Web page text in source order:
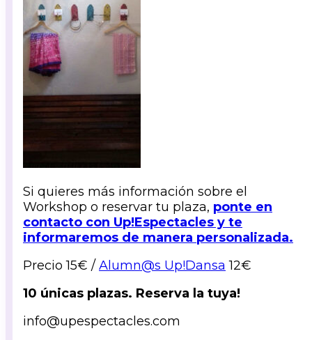
Si quieres más información sobre el
Workshop o reservar tu plaza, ponte en
contacto con Up!Espectacles y te
informaremos de manera personalizada.
Precio 15€ / Alumn@s Up!Dansa 12€
10 únicas plazas. Reserva la tuya!
info@upespectacles.com